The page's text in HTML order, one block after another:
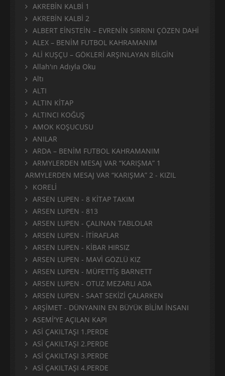
AKREBİN KALBİ 1
AKREBİN KALBİ 2
ALBERT EİNSTEİN – EVRENİN SIRRINI ÇÖZEN DAHİ
ALEX – BENİM FUTBOL KAHRAMANIM
ALİ KUŞÇU – GÖKLERİ ARŞINLAYAN BİLGİN
Allah'ın Adıyla Oku
Altı
ALTI
ALTIN KİTAP
ALTINCI KOĞUŞ
AMOK KOŞUCUSU
ANILAR
ARDA – BENİM FUTBOL KAHRAMANIM
ARMYLERDEN MESAJ VAR “KARIŞMA” 1
ARMYLERDEN MESAJ VAR “KARIŞMA” 2 - KIZIL
KORELİ
ARSEN LUPEN - 8 KİTAP TAKIM
ARSEN LUPEN - 813
ARSEN LUPEN - ÇALINAN TABLOLAR
ARSEN LUPEN - İTİRAFLAR
ARSEN LUPEN - KİBAR HIRSIZ
ARSEN LUPEN - MAVİ GÖZLÜ KIZ
ARSEN LUPEN - MÜFETTİŞ BARNETT
ARSEN LUPEN - OTUZ MEZARLI ADA
ARSEN LUPEN - SAAT SEKİZİ ÇALARKEN
ARŞİMET - DÜNYANIN EN BÜYÜK BİLİM İNSANI
ASEMİ'YE AÇILAN KAPI
ASİ ÇAKILTAŞI 1.PERDE
ASİ ÇAKILTAŞI 2.PERDE
ASİ ÇAKILTAŞI 3.PERDE
ASİ ÇAKILTAŞI 4.PERDE